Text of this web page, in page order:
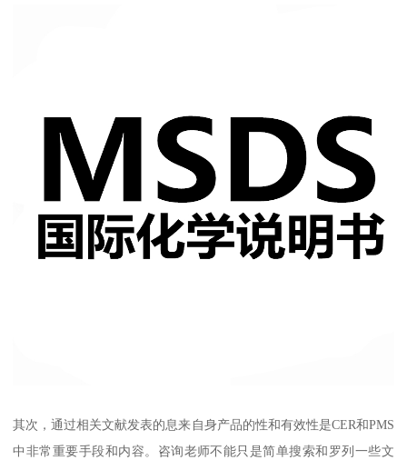
其次，通过相关文献发表的息来自身产品的性和有效性是CER和PMS
中非常重要手段和内容。咨询老师不能只是简单搜索和罗列一些文